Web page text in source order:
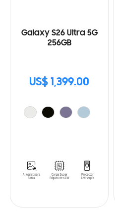
Galaxy S26 Ultra 5G
256GB
US$ 1,399.00